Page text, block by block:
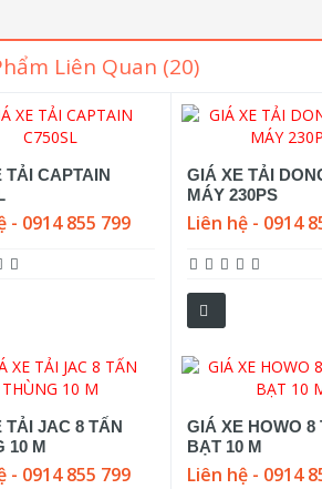
Liên Quan (20)
TẢI CAPTAIN
- 0914 855 799
GIÁ XE TẢI
MÁY 230PS
Liên hệ - 0914
TẢI JAC 8 TẤN
10 M
- 0914 855 799
GIÁ XE HOWO 8
BẠT 10 M
Liên hệ - 0914